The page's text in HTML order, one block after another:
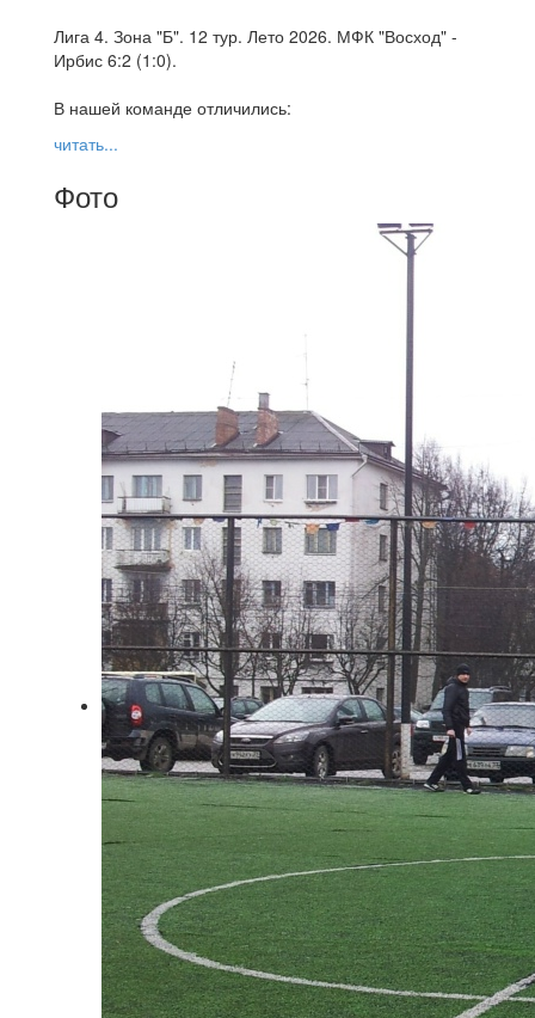
Лига 4. Зона "Б". 12 тур. Лето 2026. МФК "Восход" -
Ирбис 6:2 (1:0).
В нашей команде отличились:
читать...
Фото